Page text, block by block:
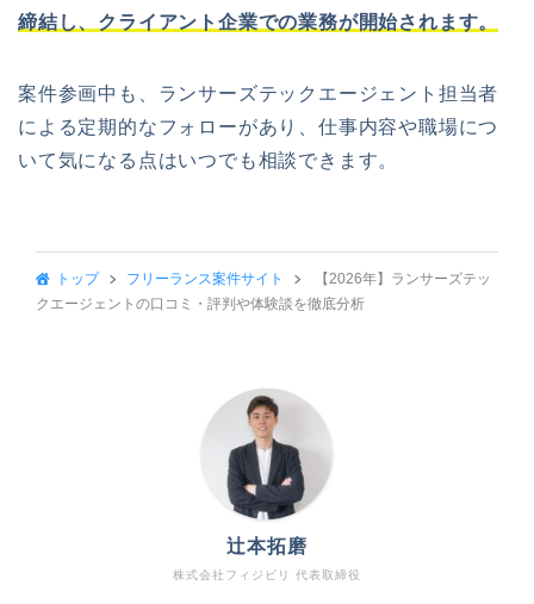
締結し、クライアント企業での業務が開始されます。
案件参画中も、ランサーズテックエージェント担当者
による定期的なフォローがあり、仕事内容や職場につ
いて気になる点はいつでも相談できます。
トップ フリーランス案件サイト
【2026年】ランサーズテッ
クエージェントの口コミ・評判や体験談を徹底分析
株式会社フィジビリ 代表取締役
辻本拓磨